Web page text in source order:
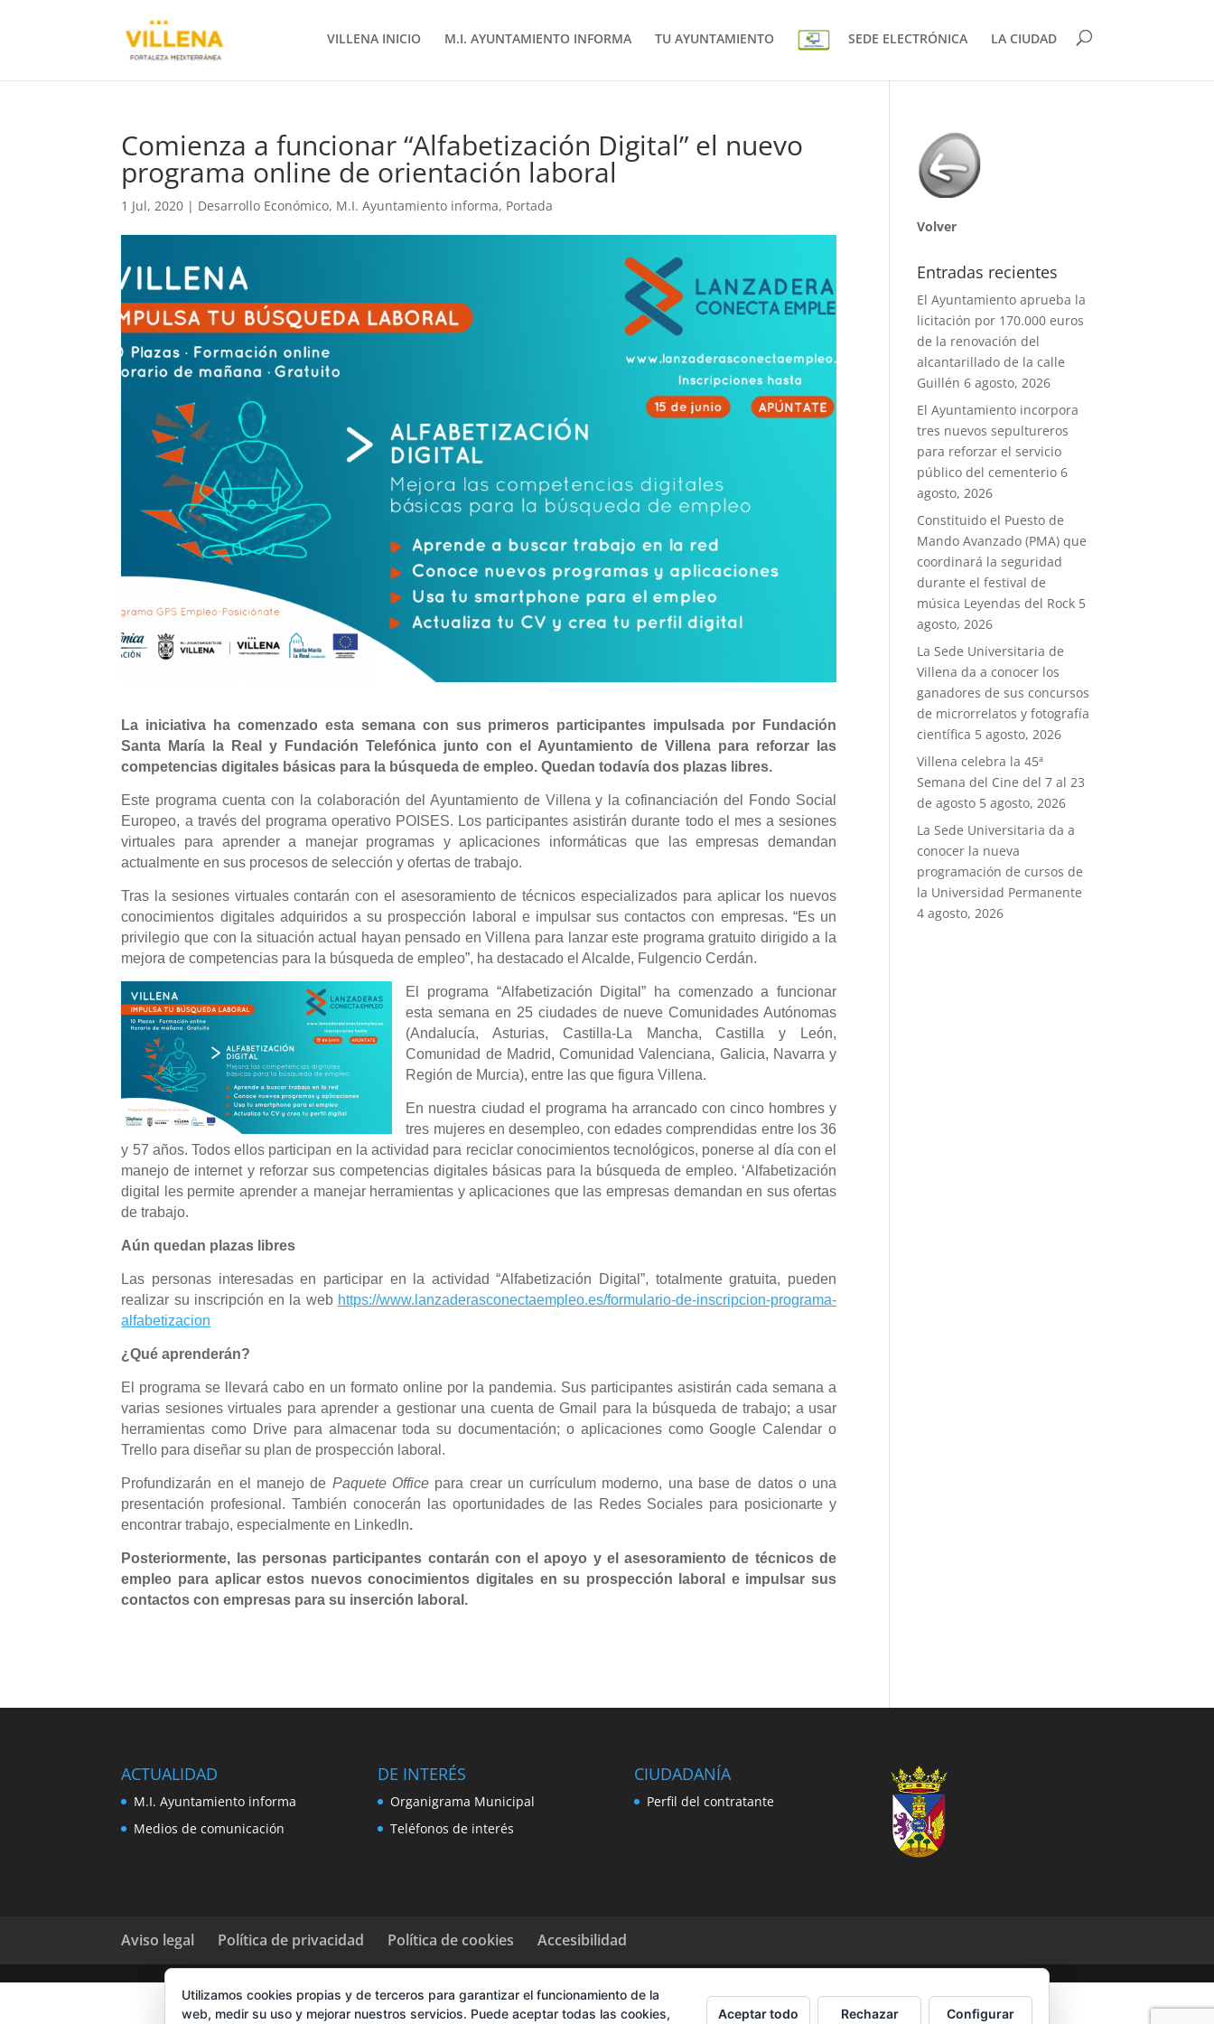
VILLENA INICIO M.I. AYUNTAMIENTO INFORMA TU AYUNTAMIENTO SEDE ELECTRÓNICA LA CIUDAD
Comienza a funcionar “Alfabetización Digital” el nuevo
programa online de orientación laboral
1 Jul, 2020 | Desarrollo Económico, M.I. Ayuntamiento informa, Portada
La iniciativa ha comenzado esta semana con sus primeros participantes impulsada por Fundación
Santa María la Real y Fundación Telefónica junto con el Ayuntamiento de Villena para reforzar las
competencias digitales básicas para la búsqueda de empleo. Quedan todavía dos plazas libres.
Este programa cuenta con la colaboración del Ayuntamiento de Villena y la cofinanciación del Fondo Social
Europeo, a través del programa operativo POISES. Los participantes asistirán durante todo el mes a sesiones
virtuales para aprender a manejar programas y aplicaciones informáticas que las empresas demandan
actualmente en sus procesos de selección y ofertas de trabajo.
Tras la sesiones virtuales contarán con el asesoramiento de técnicos especializados para aplicar los nuevos
conocimientos digitales adquiridos a su prospección laboral e impulsar sus contactos con empresas. “Es un
privilegio que con la situación actual hayan pensado en Villena para lanzar este programa gratuito dirigido a la
mejora de competencias para la búsqueda de empleo”, ha destacado el Alcalde, Fulgencio Cerdán.
El programa “Alfabetización Digital” ha comenzado a funcionar
esta semana en 25 ciudades de nueve Comunidades Autónomas
(Andalucía, Asturias, Castilla-La Mancha, Castilla y León,
Comunidad de Madrid, Comunidad Valenciana, Galicia, Navarra y
Región de Murcia), entre las que figura Villena.
En nuestra ciudad el programa ha arrancado con cinco hombres y
tres mujeres en desempleo, con edades comprendidas entre los 36
y 57 años.Todos ellos participan en la actividad para reciclar conocimientos tecnológicos, ponerse al día con el
manejo de internet y reforzar sus competencias digitales básicas para la búsqueda de empleo. ‘Alfabetización
digital les permite aprendera manejar herramientas y aplicaciones que las empresas demandan en sus ofertas
de trabajo.
Aún quedan plazas libres
Las personas interesadas en participar en la actividad “Alfabetización Digital”, totalmente gratuita, pueden
realizar su inscripción en la web https://www.lanzaderasconectaempleo.es/formulario-de-inscripcion-programa-
alfabetizacion
¿Qué aprenderán?
El programa se llevará cabo en un formato online por la pandemia. Sus participantes asistirán cada semana a
varias sesiones virtuales para aprender a gestionar una cuenta de Gmail para la búsqueda de trabajo; a usar
herramientas como Drive para almacenar toda su documentación; o aplicaciones como Google Calendar o
Trello para diseñar su plan de prospección laboral.
Profundizarán en el manejo de Paquete Office para crear un currículum moderno, una base de datos o una
presentación profesional. También conocerán las oportunidades de las Redes Sociales para posicionarte y
encontrar trabajo, especialmente en LinkedIn.
Posteriormente, las personas participantes contarán con el apoyo y el asesoramiento de técnicos de
empleo para aplicar estos nuevos conocimientos digitales en su prospección laboral e impulsar sus
contactos con empresas para su inserción laboral.
Volver
Entradas recientes
El Ayuntamiento aprueba la
licitación por 170.000 euros
de la renovación del
alcantarillado de la calle
Guillén 6 agosto, 2026
El Ayuntamiento incorpora
tres nuevos sepultureros
para reforzar el servicio
público del cementerio 6
agosto, 2026
Constituido el Puesto de
Mando Avanzado (PMA) que
coordinará la seguridad
durante el festival de
música Leyendas del Rock 5
agosto, 2026
La Sede Universitaria de
Villena da a conocer los
ganadores de sus concursos
de microrrelatos y fotografía
científica 5 agosto, 2026
Villena celebra la 45ª
Semana del Cine del 7 al 23
de agosto 5 agosto, 2026
La Sede Universitaria da a
conocer la nueva
programación de cursos de
la Universidad Permanente
4 agosto, 2026
ACTUALIDAD
M.I. Ayuntamiento informa
Medios de comunicación
DE INTERÉS
Organigrama Municipal
Teléfonos de interés
CIUDADANÍA
Perfil del contratante
Aviso legal Política de privacidad Política de cookies Accesibilidad
Utilizamos cookies propias y de terceros para garantizar el funcionamiento de la
web, medir su uso y mejorar nuestros servicios. Puede aceptar todas las cookies,
Aceptar todo Rechazar Configurar